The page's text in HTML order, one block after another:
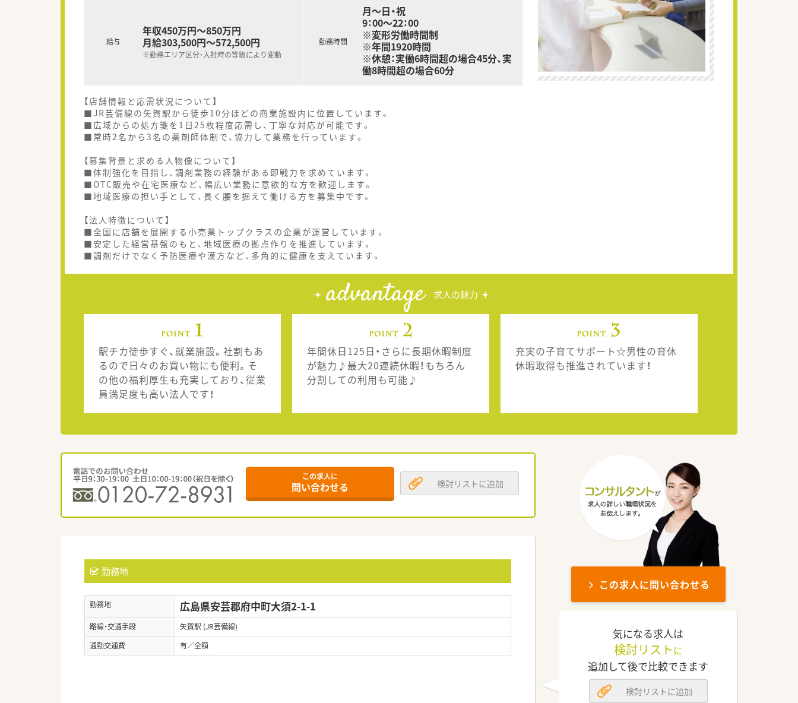
給与
年収450万円～850万円
月給303,500円～572,500円
※勤務エリア区分・入社時の等級により変動
勤務時間
月～日・祝
9：00～22：00
※変形労働時間制
※年間1920時間
※休憩：実働6時間超の場合45分、実
働8時間超の場合60分
【店舗情報と応需状況について】
■JR芸備線の矢賀駅から徒歩10分ほどの商業施設内に位置しています。
■広域からの処方箋を1日25枚程度応需し、丁寧な対応が可能です。
■常時2名から3名の薬剤師体制で、協力して業務を行っています。
【募集背景と求める人物像について】
■体制強化を目指し、調剤業務の経験がある即戦力を求めています。
■OTC販売や在宅医療など、幅広い業務に意欲的な方を歓迎します。
■地域医療の担い手として、長く腰を据えて働ける方を募集中です。
【法人特徴について】
■全国に店舗を展開する小売業トップクラスの企業が運営しています。
■安定した経営基盤のもと、地域医療の拠点作りを推進しています。
■調剤だけでなく予防医療や漢方など、多角的に健康を支えています。
advantage 求人の魅力
駅チカ徒歩すぐ、就業施設。社割もあ
るので日々のお買い物にも便利。そ
の他の福利厚生も充実しており、従業
員満足度も高い法人です！
年間休日125日・さらに長期休暇制度
が魅力♪最大20連続休暇！もちろん
分割しての利用も可能♪
充実の子育てサポート☆男性の育休
休暇取得も推進されています！
この求人に
問い合わせる 検討リストに追加
勤務地
勤務地 広島県安芸郡府中町大須2-1-1
路線・交通手段
矢賀駅 (JR芸備線)
通勤交通費
有／全額
この求人に問い合わせる
気になる求人は
検討リスト に
追加して後で比較できます
検討リストに追加